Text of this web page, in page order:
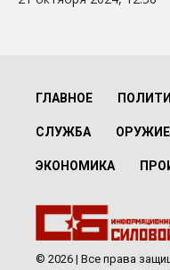
ГЛАВНОЕ
СЛУЖБА ОРУЖИЕ
ЭКОНОМИКА
© 2026 | Все права